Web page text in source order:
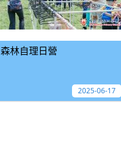
森林自理日營
2025-06-17